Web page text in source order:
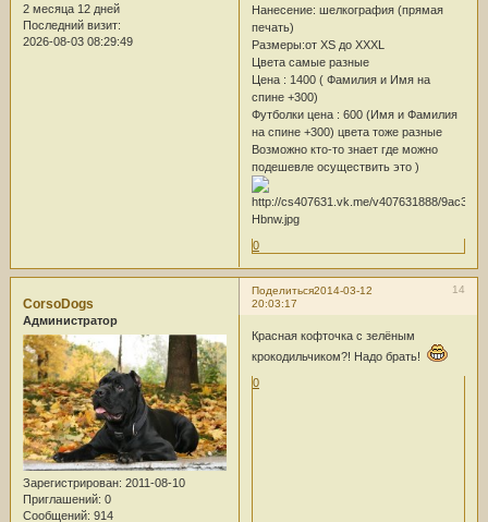
2 месяца 12 дней
Последний визит:
2026-08-03 08:29:49
Нанесение: шелкография (прямая
печать)
Размеры:от ХS до ХХХL
Цвета самые разные
Цена : 1400 ( Фамилия и Имя на
спине +300)
Футболки цена : 600 (Имя и Фамилия
на спине +300) цвета тоже разные
Возможно кто-то знает где можно
подешевле осуществить это )
0
Поделиться 14
2014-03-12
20:03:17
CorsoDogs
Администратор
Зарегистрирован: 2011-08-10
Приглашений: 0
Сообщений: 914
Красная кофточка с зелёным
крокодильчиком?! Надо брать!
0